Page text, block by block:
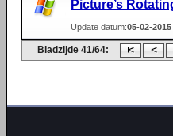
Picture’s
Update datum:05-02-2015
Bladzijde 41/64: